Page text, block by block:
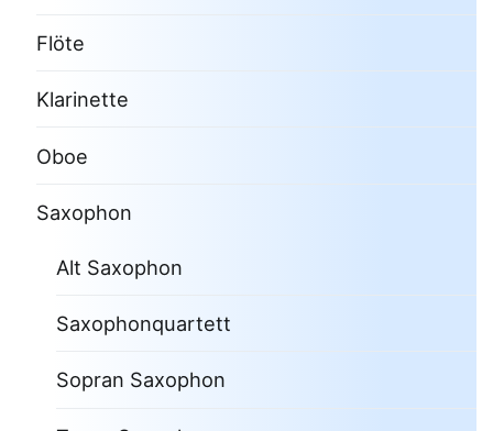
Flöte
Klarinette
Oboe
Saxophon
Alt Saxophon
Saxophonquartett
Sopran Saxophon